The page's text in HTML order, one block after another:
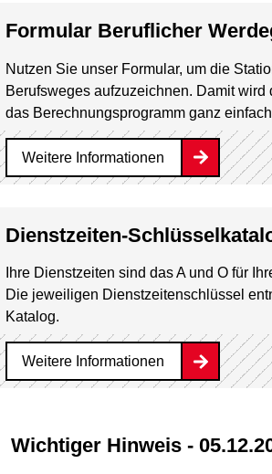
Formular Beruflicher
Nutzen Sie unser Formular, um die
Berufsweges aufzuzeichnen. Damit wird
das Berechnungsprogramm ganz
Weitere Informationen
Dienstzeiten-
Ihre Dienstzeiten sind das A und O für
Die jeweiligen Dienstzeitenschlüssel
Katalog.
Weitere Informationen
Wichtiger Hinweis -